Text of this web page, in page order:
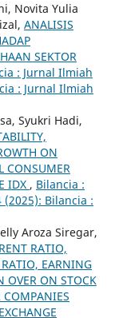
Novita Yulia
ANALISIS
SEKTOR
: Jurnal Ilmiah
: Jurnal Ilmiah
Syukri Hadi,
ON
CONSUMER
IDX , Bilancia :
Bilancia :
Aroza Siregar,
RATIO,
RATIO, EARNING
OVER ON STOCK
COMPANIES